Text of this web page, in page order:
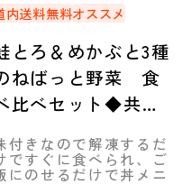
内送料無料オススメ
とろ＆めかぶと3種
ねばっと野菜 食
比べセット◆共栄
付きなので解凍するだ
ですぐに食べられ、ご
にのせるだけで丼メニ